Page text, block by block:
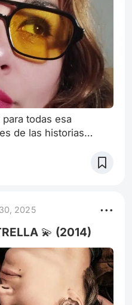
todas esa
de las historias
Hace unos años para
amor que siempre
veo en
comenzó hacer
2025
💫 (2014)